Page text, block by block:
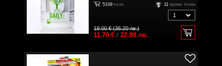
5109 пъти 11 промо точки
18.00 € (35.20 лв.)
11.70 €/ 22.88 лв.